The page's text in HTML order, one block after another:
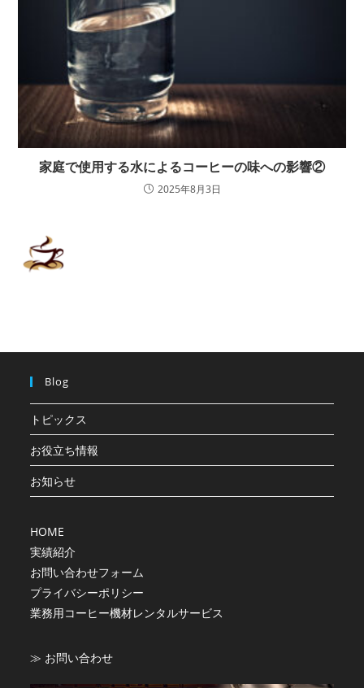
家庭で使用する水によるコーヒーの味への影響②
2025年8月3日
Blog
トピックス
お役立ち情報
お知らせ
HOME
実績紹介
お問い合わせフォーム
プライバシーポリシー
業務用コーヒー機材レンタルサービス
≫ お問い合わせ